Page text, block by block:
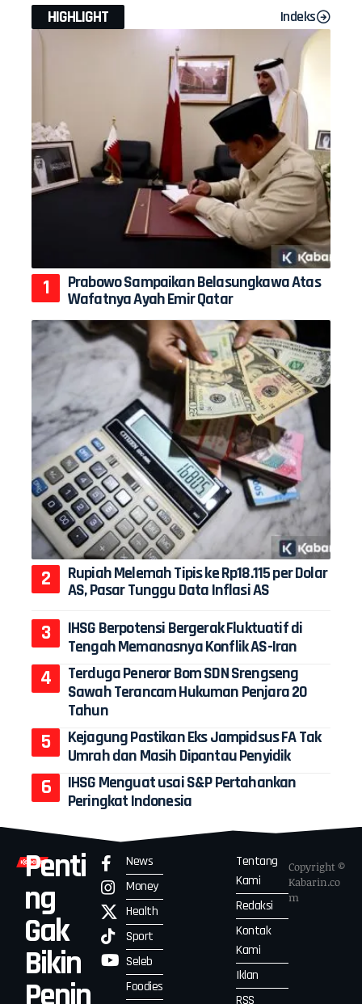
HIGHLIGHT
Indeks
Prabowo Sampaikan Belasungkawa Atas
Wafatnya Ayah Emir Qatar
Rupiah Melemah Tipis ke Rp18.115 per Dolar
AS, Pasar Tunggu Data Inflasi AS
IHSG Berpotensi Bergerak Fluktuatif di
Tengah Memanasnya Konflik AS-Iran
Terduga Peneror Bom SDN Srengseng
Sawah Terancam Hukuman Penjara 20
Tahun
Kejagung Pastikan Eks Jampidsus FA Tak
Umrah dan Masih Dipantau Penyidik
IHSG Menguat usai S&P Pertahankan
Peringkat Indonesia
Penti
ng
Gak
Bikin
News
Money
Health
Sport
Seleb
Foodies
Tentang
Kami
Redaksi
Kontak
Kami
Iklan
RSS
Copyright ©
Kabarin.co
m